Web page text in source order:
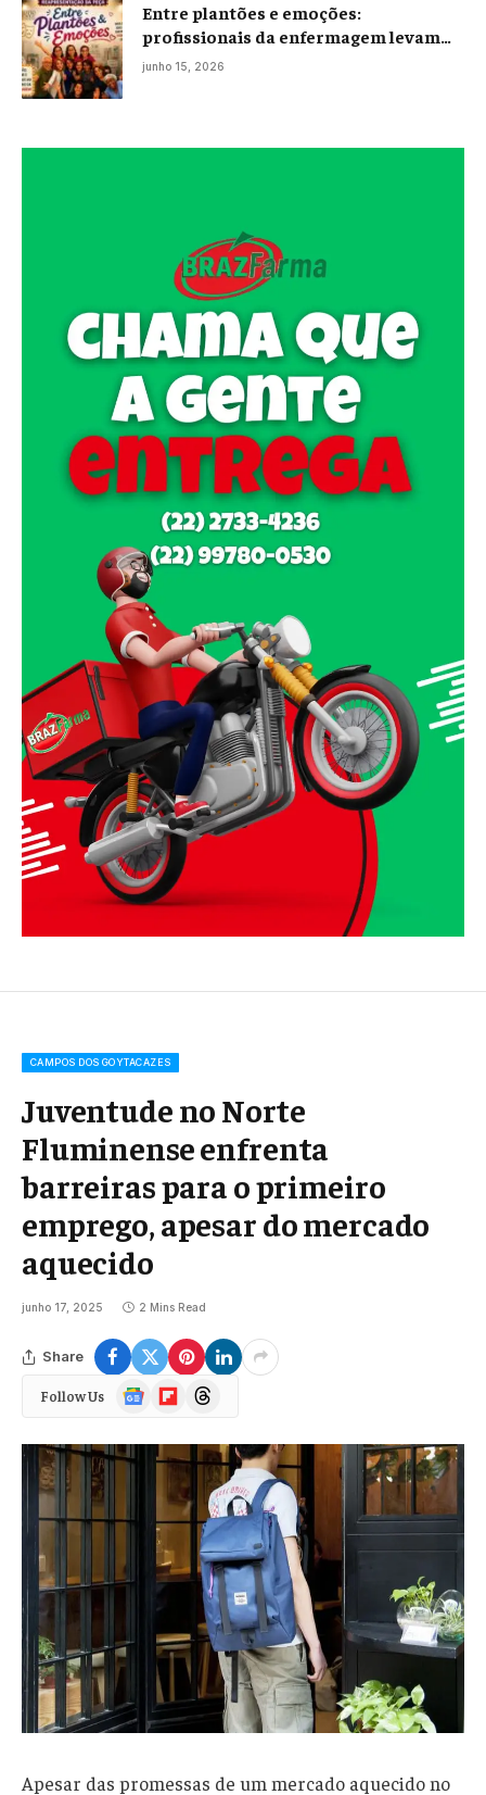
Entre plantões e emoções:
profissionais da enfermagem levam
histórias reais ao palco em Campos
junho 15, 2026
CAMPOS DOS GOYTACAZES
Juventude no Norte
Fluminense enfrenta
barreiras para o primeiro
emprego, apesar do mercado
aquecido
junho 17, 2025 2 Mins Read
Share
Follow Us
Google
News
FlipboardThreads
Apesar das promessas de um mercado aquecido no